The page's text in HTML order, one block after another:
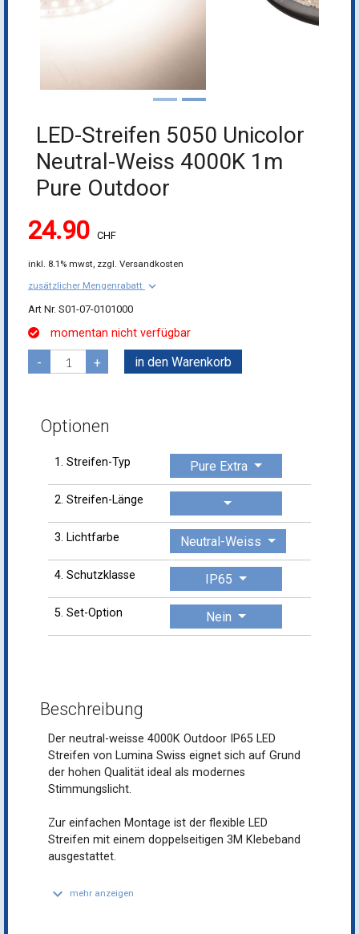
LED-Streifen 5050 Unicolor
Neutral-Weiss 4000K 1m
Pure Outdoor
24.90 CHF
inkl. 8.1% mwst, zzgl. Versandkosten
zusätzlicher Mengenrabatt keyboard_arrow_down
S01-07-0101000
momentan nicht verfügbar
- + in den Warenkorb
Optionen
1. Streifen-Typ Pure Extra
2. Streifen-Länge
3. Lichtfarbe Neutral-Weiss
4. Schutzklasse IP65
5. Set-Option Nein
Beschreibung
Der neutral-weisse 4000K Outdoor IP65 LED
Streifen von Lumina Swiss eignet sich auf Grund
der hohen Qualität ideal als modernes
Stimmungslicht.
Zur einfachen Montage ist der flexible LED
Streifen mit einem doppelseitigen 3M Klebeband
ausgestattet.
keyboard_arrow_down mehr anzeigen